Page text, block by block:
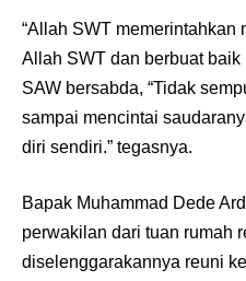
“Allah SWT memerintahkan
Allah SWT dan berbuat
SAW bersabda, “Tidak
sampai mencintai
diri sendiri.” tegasnya.
Bapak Muhammad Dede
perwakilan dari tuan rumah
diselenggarakannya reuni